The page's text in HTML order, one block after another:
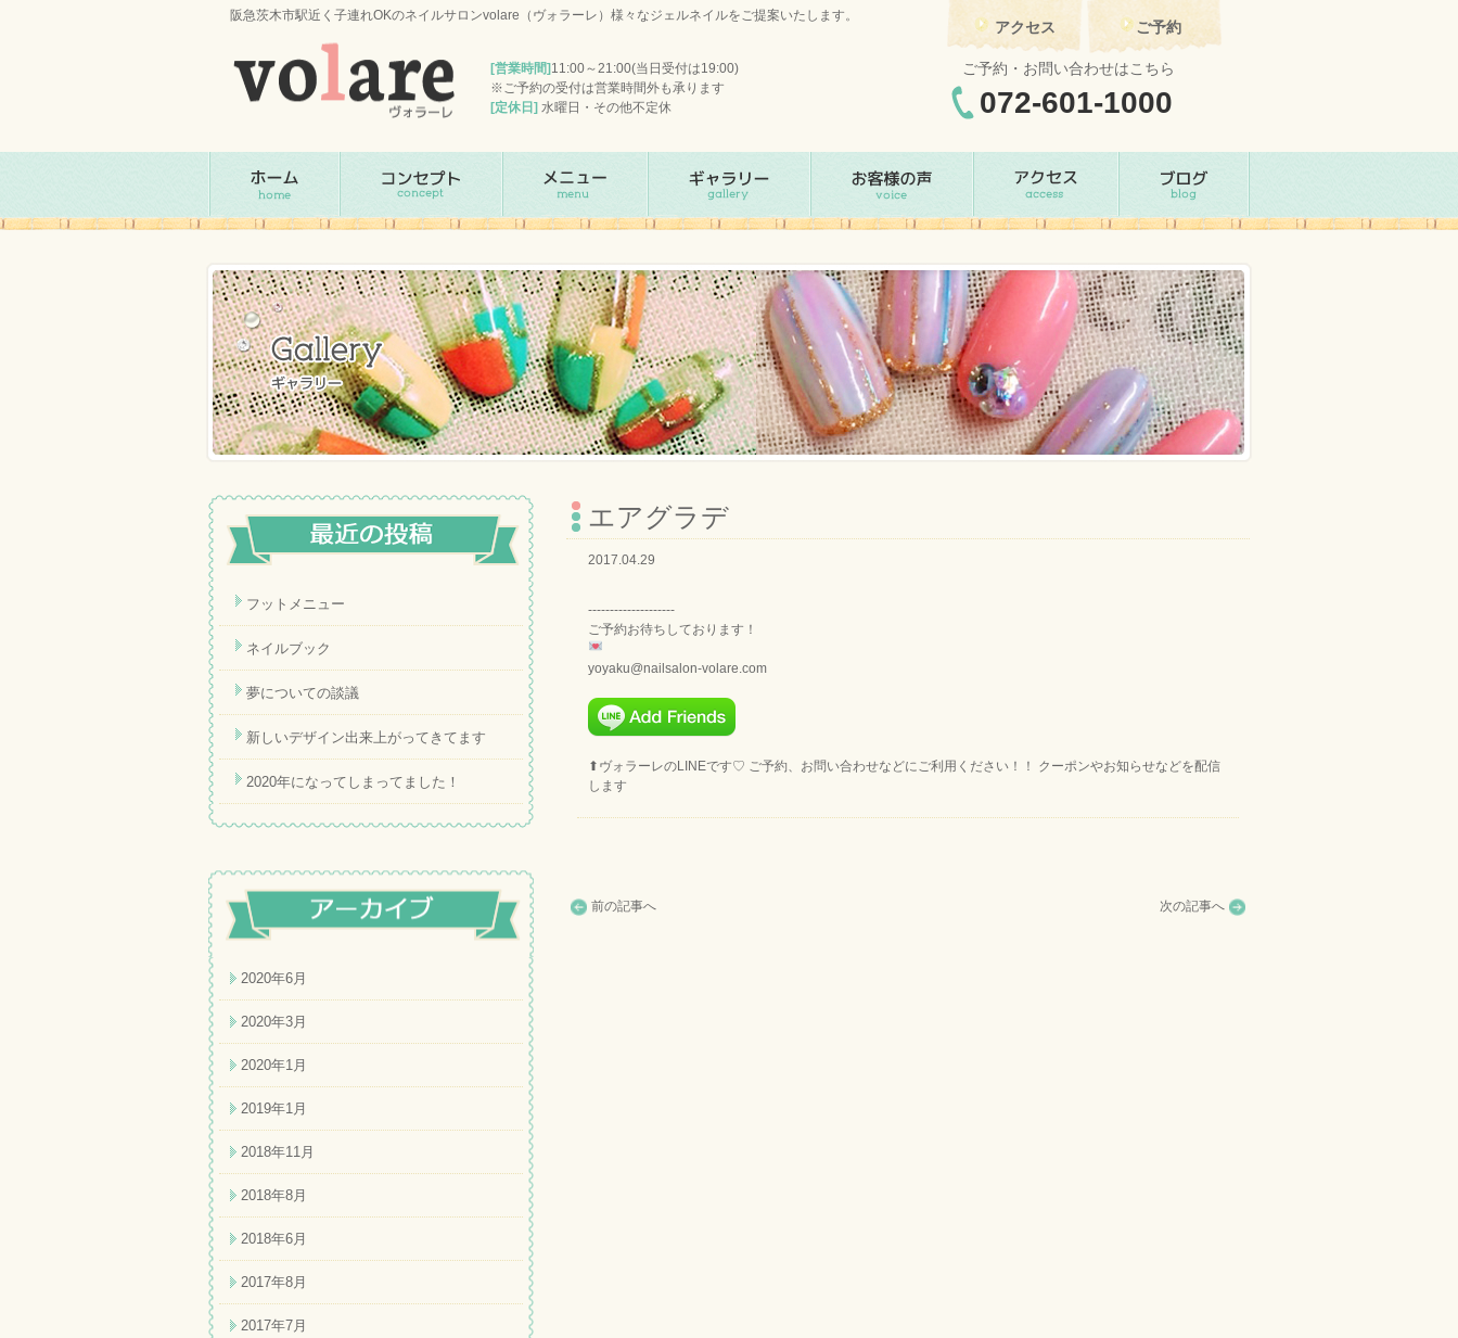
阪急茨木市駅近く子連れOKのネイルサロンvolare（ヴォラーレ）様々なジェルネイルをご提案いたします。
[営業時間] 11:00～21:00(当日受付は19:00)
※ご予約の受付は営業時間外も承ります
[定休日] 水曜日・その他不定休
アクセス ご予約
ご予約・お問い合わせはこちら
072-601-1000
エアグラデ
2017.04.29
--------------------
ご予約お待ちしております！
yoyaku@nailsalon-volare.com
⬆︎ヴォラーレのLINEです♡ ご予約、お問い合わせなどにご利用ください！！ クーポンやお知らせなどを配信
します
前の記事へ 次の記事へ
フットメニュー
ネイルブック
夢についての談議
新しいデザイン出来上がってきてます
2020年になってしまってました！
2020年6月
2020年3月
2020年1月
2019年1月
2018年11月
2018年8月
2018年6月
2017年8月
2017年7月